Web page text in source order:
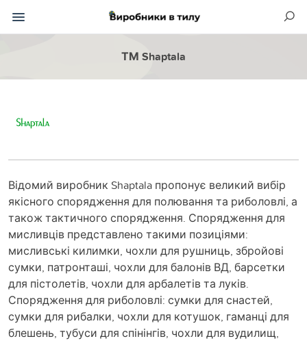
ТМ Shaptala
Відомий виробник Shaptala пропонує великий вибір
якісного спорядження для полювання та риболовлі, а
також тактичного спорядження. Спорядження для
мисливців представлено такими позиціями:
мисливські килимки, чохли для рушниць, збройові
сумки, патронташі, чохли для балонів ВД, барсетки
для пістолетів, чохли для арбалетів та луків.
Спорядження для риболовлі: сумки для снастей,
сумки для рибалки, чохли для котушок, гаманці для
блешень, тубуси для спінінгів, чохли для вудилищ,